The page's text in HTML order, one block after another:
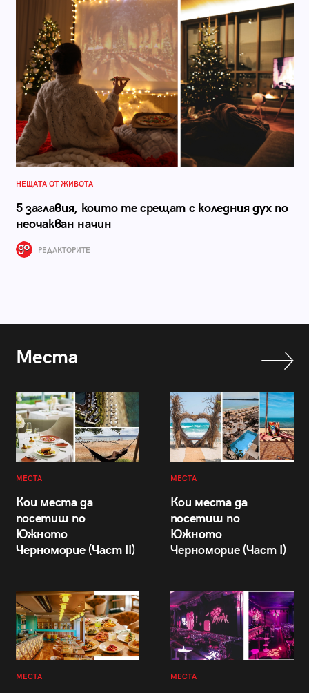
НЕЩАТА ОТ ЖИВОТА
5 заглавия, които те срещат с коледния дух по
неочакван начин
РЕДАКТОРИТЕ
Места
МЕСТА
Кои места да
посетиш по
Южното
Черноморие (Част II)
МЕСТА
Кои места да
посетиш по
Южното
Черноморие (Част I)
МЕСТА МЕСТА